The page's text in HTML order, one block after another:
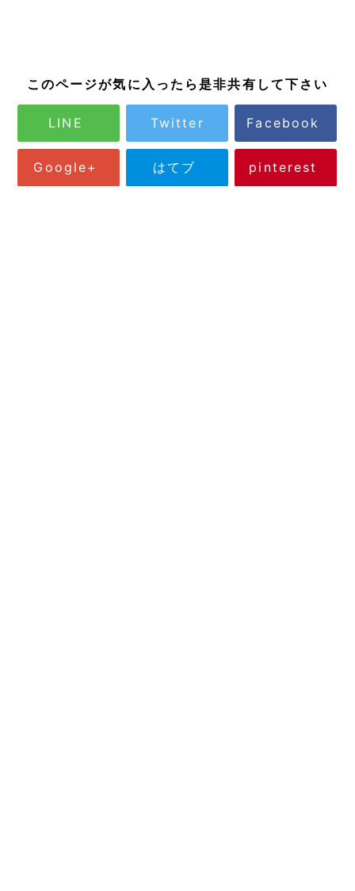
このページが気に入ったら是非共有して下さい
LINE Twitter Facebook
Google+ はてブ pinterest